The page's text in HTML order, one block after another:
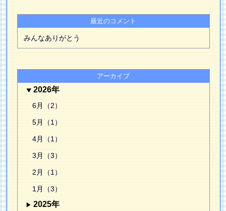
最近のコメント
みんなありがとう
アーカイブ
2026年
6月（2）
5月（1）
4月（1）
3月（3）
2月（1）
1月（3）
2025年